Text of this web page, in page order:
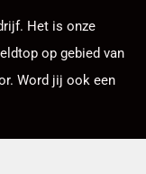
Het is onze
op gebied van
Word jij ook een